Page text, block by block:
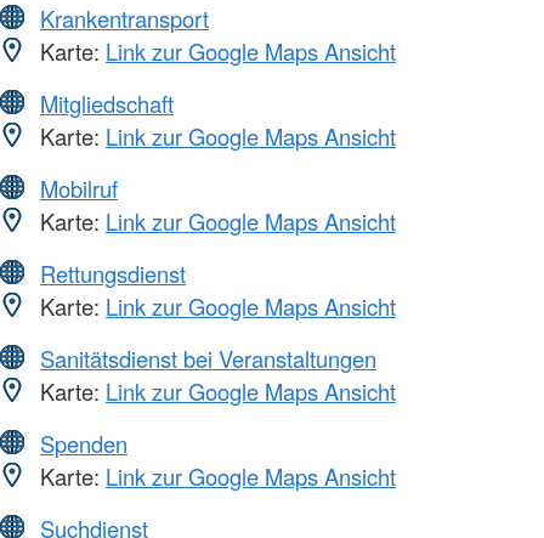
Krankentransport
Karte: Link zur Google Maps Ansicht
Mitgliedschaft
Karte: Link zur Google Maps Ansicht
Mobilruf
Karte: Link zur Google Maps Ansicht
Rettungsdienst
Karte: Link zur Google Maps Ansicht
Sanitätsdienst bei Veranstaltungen
Karte: Link zur Google Maps Ansicht
Spenden
Karte: Link zur Google Maps Ansicht
Suchdienst